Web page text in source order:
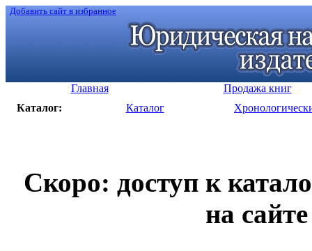
Добавить сайт в избранное
Главная
Продажа книг
Каталог:
Каталог
Скоро: доступ к
на